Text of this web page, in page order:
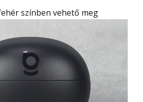
színben vehető meg